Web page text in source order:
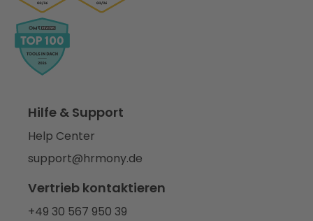
Hilfe & Support
Help Center
support@hrmony.de
Vertrieb kontaktieren
+49 30 567 950 39